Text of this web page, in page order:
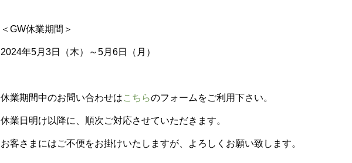
＜GW休業期間＞
2024年5月3日（木）～5月6日（月）
休業期間中のお問い合わせはこちらのフォームをご利用下さい。
休業日明け以降に、順次ご対応させていただきます。
お客さまにはご不便をお掛けいたしますが、よろしくお願い致します。